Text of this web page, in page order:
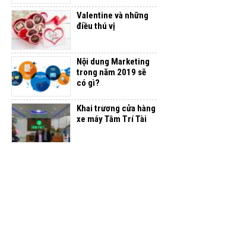
Valentine và những
điều thú vị
Nội dung Marketing
trong năm 2019 sẽ
có gì?
Khai trương cửa hàng
xe máy Tâm Trí Tài